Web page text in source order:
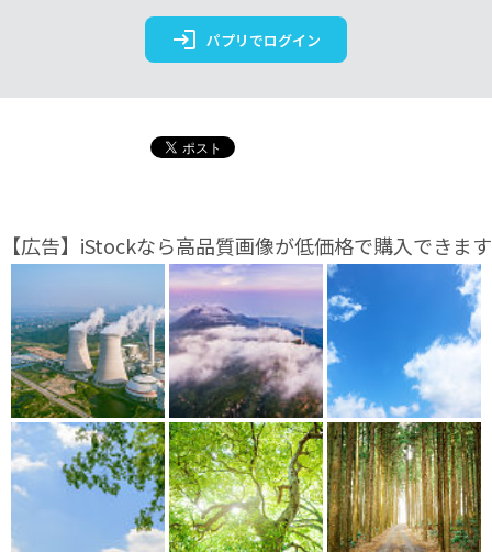
login パプリでログイン
【広告】iStockなら高品質画像が低価格で購入できます